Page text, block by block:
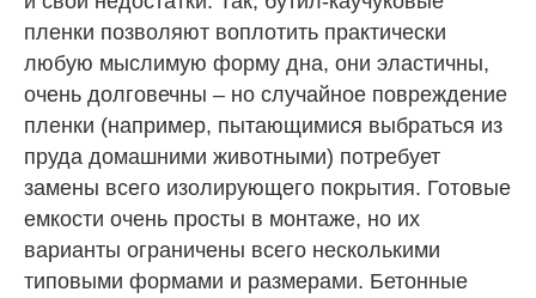
пленки позволяют воплотить практически
любую мыслимую форму дна, они эластичны,
очень долговечны – но случайное повреждение
пленки (например, пытающимися выбраться из
пруда домашними животными) потребует
замены всего изолирующего покрытия. Готовые
емкости очень просты в монтаже, но их
варианты ограничены всего несколькими
типовыми формами и размерами. Бетонные